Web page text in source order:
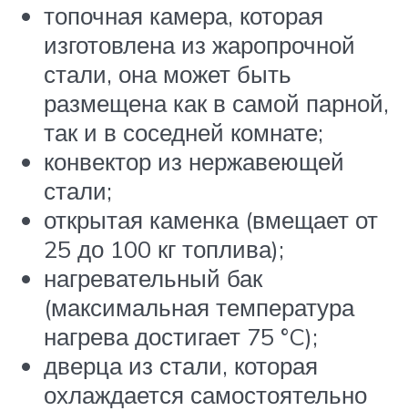
топочная камера, которая
изготовлена из жаропрочной
стали, она может быть
размещена как в самой парной,
так и в соседней комнате;
конвектор из нержавеющей
стали;
открытая каменка (вмещает от
25 до 100 кг топлива);
нагревательный бак
(максимальная температура
нагрева достигает 75 °C);
дверца из стали, которая
охлаждается самостоятельно